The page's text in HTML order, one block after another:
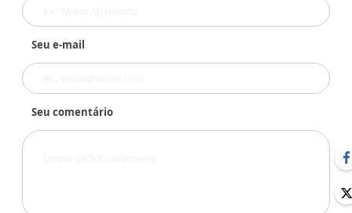
Seu e-mail
Seu comentário